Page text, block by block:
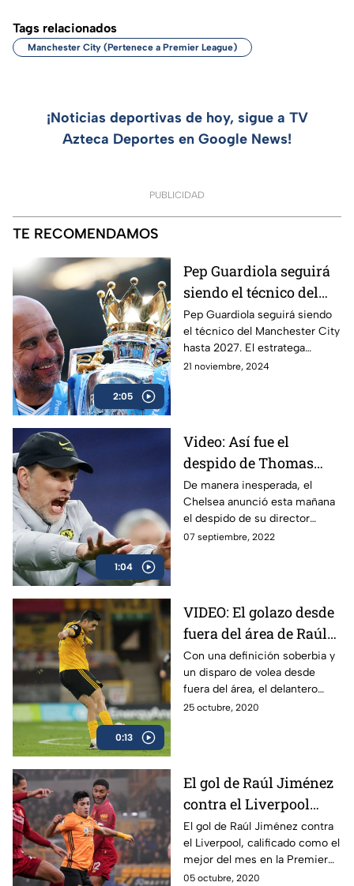
Tags relacionados
Manchester City (Pertenece a Premier League)
¡Noticias deportivas de hoy, sigue a TV
Azteca Deportes en Google News!
PUBLICIDAD
TE RECOMENDAMOS
2:05
Pep Guardiola seguirá
siendo el técnico del
Manchester City
Pep Guardiola seguirá siendo
el técnico del Manchester City
hasta 2027. El estratega
español se ha consolidado
21 noviembre, 2024
1:04
Video: Así fue el
despido de Thomas
Tuchel del Chelsea
De manera inesperada, el
Chelsea anunció esta mañana
el despido de su director
técnico, el alemán Thomas
07 septiembre, 2022
0:13
VIDEO: El golazo desde
fuera del área de Raúl
Jiménez en Premier
League ante el
Newcastle
Con una definición soberbia y
un disparo de volea desde
fuera del área, el delantero
mexicano Raúl Jiménez firmó
25 octubre, 2020
El gol de Raúl Jiménez
contra el Liverpool
¡Para que van Dijk lo
tenga bien presente!
El gol de Raúl Jiménez contra
el Liverpool, calificado como el
mejor del mes en la Premier
League, lo recordamos por la
05 octubre, 2020